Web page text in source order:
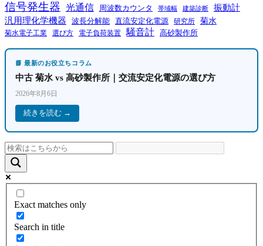
信号発生器 光通信 周波数カウンタ 帯域幅 建築診断
振動計
汎用理化学機器
波長分解能 直流安定化電源 研究所 菊水
菊水電子工業 選び方 電子負荷装置 騒音計 高砂製作所
📘 最新のお役立ちコラム
中古 菊水 vs 高砂製作所｜交流安定化電源の選び方
2026年8月6日
続きを読む →
Exact matches only
Search in title